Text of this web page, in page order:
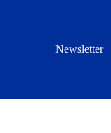
Newsletter